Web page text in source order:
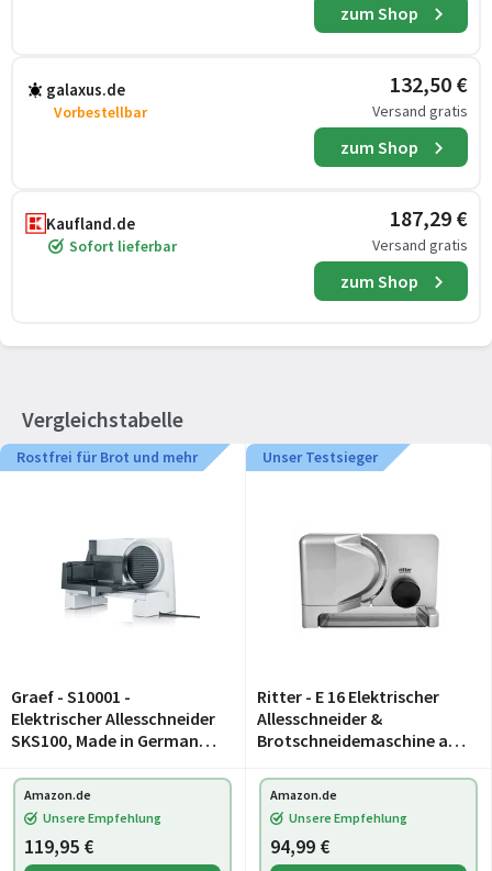
zum Shop
galaxus.de
Vorbestellbar
132,50 €
Versand gratis
zum Shop
Kaufland.de
Sofort lieferbar
187,29 €
Versand gratis
zum Shop
Vergleichstabelle
Rostfrei für Brot und mehr
Graef - S10001 -
Elektrischer Allesschneider
SKS100, Made in Germany,
Wellenschliffmesser Ø 170
mm, Schnittstärke 0-20
mm, Energiesparmotor 17
Unser Testsieger
Ritter - E 16 Elektrischer
Allesschneider &
Brotschneidemaschine aus
Made in Germany, Silber,
Silbermetallic
Amazon.de
Unsere Empfehlung
119,95 €
Amazon.de
Unsere Empfehlung
94,99 €